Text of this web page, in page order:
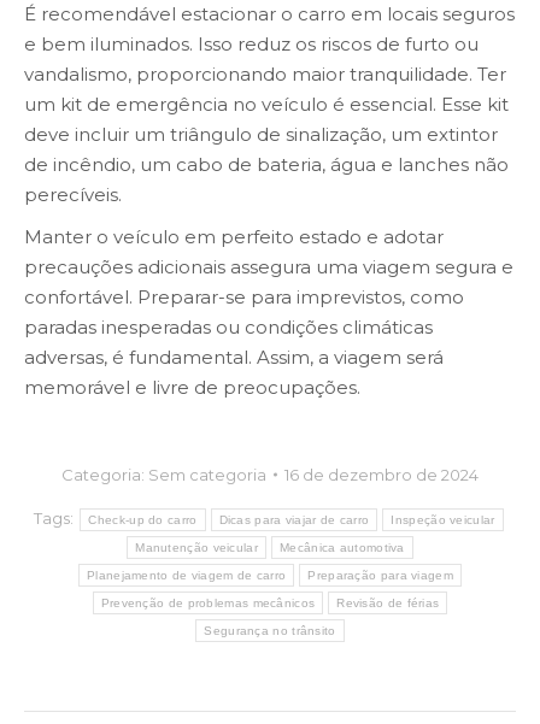
É recomendável estacionar o carro em locais seguros
e bem iluminados. Isso reduz os riscos de furto ou
vandalismo, proporcionando maior tranquilidade. Ter
um kit de emergência no veículo é essencial. Esse kit
deve incluir um triângulo de sinalização, um extintor
de incêndio, um cabo de bateria, água e lanches não
perecíveis.
Manter o veículo em perfeito estado e adotar
precauções adicionais assegura uma viagem segura e
confortável. Preparar-se para imprevistos, como
paradas inesperadas ou condições climáticas
adversas, é fundamental. Assim, a viagem será
memorável e livre de preocupações.
Categoria: Sem categoria 16 de dezembro de 2024
Tags: Check-up do carro Dicas para viajar de carro Inspeção veicular
Manutenção veicular Mecânica automotiva
Planejamento de viagem de carro Preparação para viagem
Prevenção de problemas mecânicos Revisão de férias
Segurança no trânsito